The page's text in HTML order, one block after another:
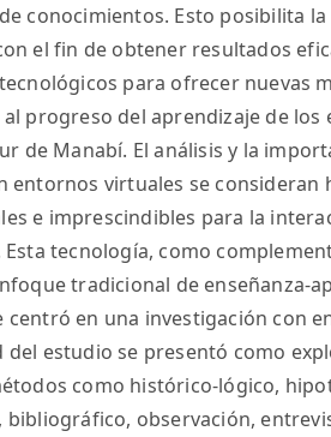
conocimientos. Esto posibilita
el fin de obtener resultados
para ofrecer nuevas
progreso del aprendizaje de los
de Manabí. El análisis y la
entornos virtuales se consideran
e imprescindibles para la
tecnología, como
tradicional de enseñanza-
centró en una investigación con
estudio se presentó como
como histórico-lógico,
bibliográfico, observación,